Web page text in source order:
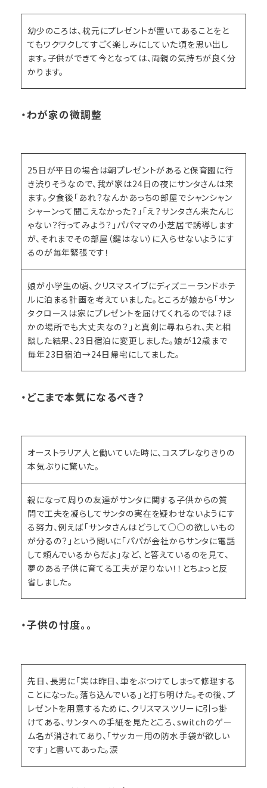
幼少のころは、枕元にプレゼントが置いてあることをと
てもワクワクしてすごく楽しみにしていた頃を思い出し
ます。子供ができて今となっては、両親の気持ちが良く分
かります。
・わが家の微調整
25日が平日の場合は朝プレゼントがあると保育園に行
き渋りそうなので、我が家は24日の夜にサンタさんは来
ます。夕食後「あれ？なんかあっちの部屋でシャンシャン
シャーンって聞こえなかった？」「え？サンタさん来たんじ
ゃない？行ってみよう？」パパママの小芝居で誘導します
が、それまでその部屋（鍵はない）に入らせないようにす
るのが毎年緊張です！
娘が小学生の頃、クリスマスイブにディズニーランドホテ
ルに泊まる計画を考えていました。ところが娘から「サン
タクロースは家にプレゼントを届けてくれるのでは？ほ
かの場所でも大丈夫なの？」と真剣に尋ねられ、夫と相
談した結果、23日宿泊に変更しました。娘が12歳まで
毎年23日宿泊→24日帰宅にしてました。
・どこまで本気になるべき？
オーストラリア人と働いていた時に、コスプレなりきりの
本気ぶりに驚いた。
親になって周りの友達がサンタに関する子供からの質
問で工夫を凝らしてサンタの実在を疑わせないようにす
る努力、例えば「サンタさんはどうして○○の欲しいもの
が分るの？」という問いに「パパが会社からサンタに電話
して頼んでいるからだよ」など、と答えているのを見て、
夢のある子供に育てる工夫が足りない！！とちょっと反
省しました。
・子供の忖度。。
先日、長男に「実は昨日、車をぶつけてしまって修理する
ことになった。落ち込んでいる」と打ち明けた。その後、プ
レゼントを用意するために、クリスマスツリーに引っ掛
けてある、サンタへの手紙を見たところ、switchのゲー
ム名が消されてあり、「サッカー用の防水手袋が欲しい
です」と書いてあった。涙